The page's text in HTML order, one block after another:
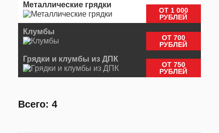
Металлические грядки
ОТ 1 000
РУБЛЕЙ
Клумбы
ОТ 700
РУБЛЕЙ
Грядки и клумбы из ДПК
ОТ 750
РУБЛЕЙ
Всего: 4